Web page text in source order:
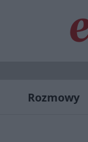
Rozmowy